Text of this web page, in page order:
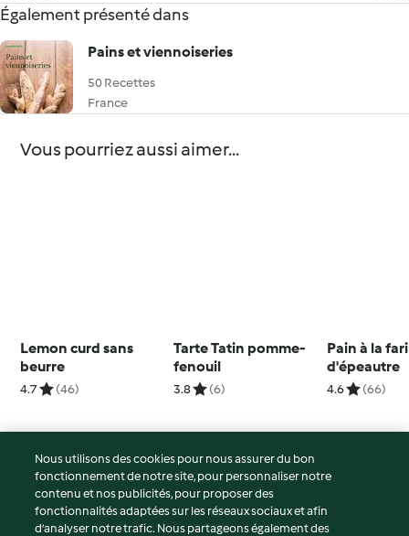
Également présenté dans
Pains et viennoiseries
50 Recettes
France
Vous pourriez aussi aimer...
Lemon curd sans
beurre
4.7 (46)
Tarte Tatin pomme-
fenouil
3.8 (6)
Pain à la
d'épeautre
4.6 (66)
© Copyright 2026
Conditions d'utilisation
Nous utilisons des cookies pour nous assurer du bon
fonctionnement de notre site, pour personnaliser notre
contenu et nos publicités, pour proposer des
fonctionnalités adaptées sur les réseaux sociaux et afin
d’analyser notre trafic. Nous partageons également des